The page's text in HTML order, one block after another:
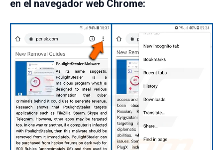
en el navegador web Chrome: